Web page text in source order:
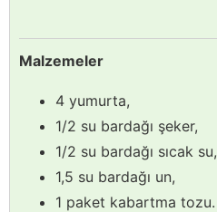
Malzemeler
4 yumurta,
1/2 su bardağı şeker,
1/2 su bardağı sıcak su,
1,5 su bardağı un,
1 paket kabartma tozu.